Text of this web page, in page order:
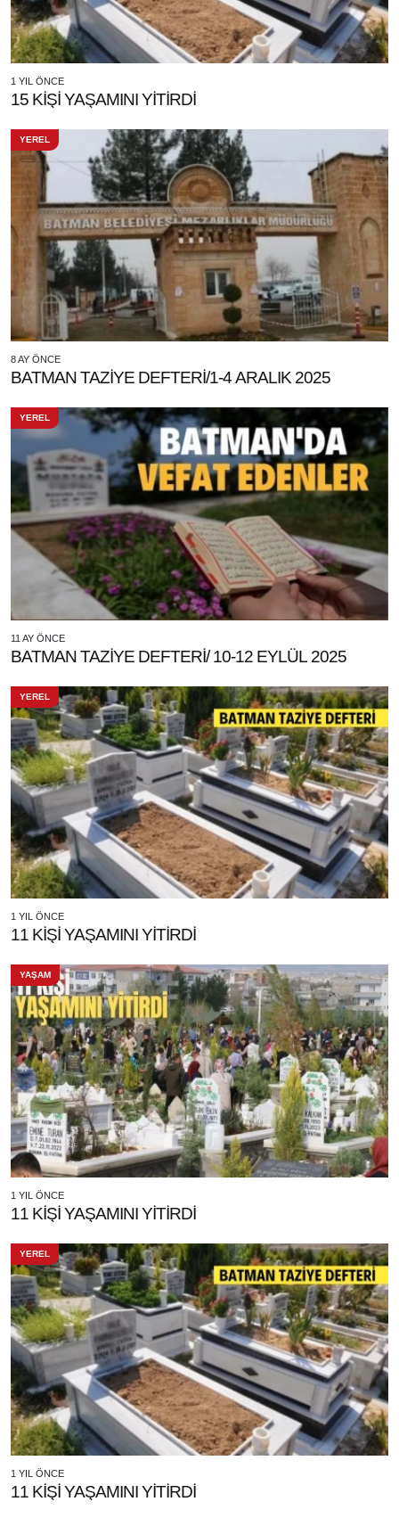
1 YIL ÖNCE
15 KİŞİ YAŞAMINI YİTİRDİ
YEREL
8 AY ÖNCE
BATMAN TAZİYE DEFTERİ/1-4 ARALIK 2025
YEREL
11 AY ÖNCE
BATMAN TAZİYE DEFTERİ/ 10-12 EYLÜL 2025
YEREL
1 YIL ÖNCE
11 KİŞİ YAŞAMINI YİTİRDİ
YAŞAM
1 YIL ÖNCE
11 KİŞİ YAŞAMINI YİTİRDİ
YEREL
1 YIL ÖNCE
11 KİŞİ YAŞAMINI YİTİRDİ